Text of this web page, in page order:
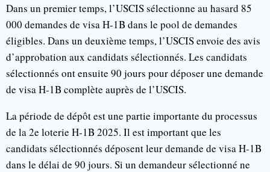
Dans un premier temps, l’USCIS sélectionne au hasard 85
000 demandes de visa H-1B dans le pool de demandes
éligibles. Dans un deuxième temps, l’USCIS envoie des avis
d’approbation aux candidats sélectionnés. Les candidats
sélectionnés ont ensuite 90 jours pour déposer une demande
de visa H-1B complète auprès de l’USCIS.
La période de dépôt est une partie importante du processus
de la 2e loterie H-1B 2025. Il est important que les
candidats sélectionnés déposent leur demande de visa H-1B
dans le délai de 90 jours. Si un demandeur sélectionné ne